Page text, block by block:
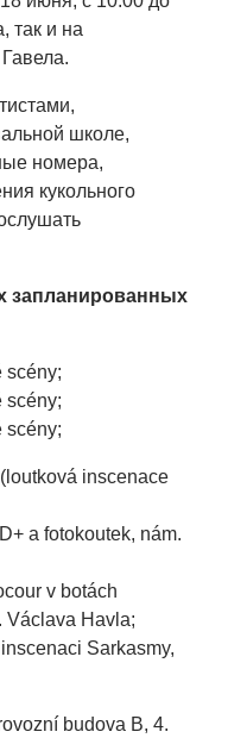
так и на
школе,
номера,
кукольного
запланированных
scény;
scény;
scény;
inscenace
a fotokoutek, nám.
v botách
Václava Havla;
Sarkasmy,
budova B, 4.